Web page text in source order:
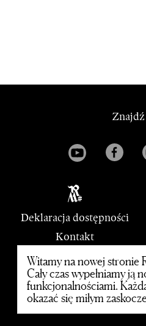
Znajdź
Deklaracja dostępności
Kontakt
© 2020 Polskie
Witamy na nowej stronie
Cały czas wypełniamy ją
funkcjonalnościami.
okazać się miłym